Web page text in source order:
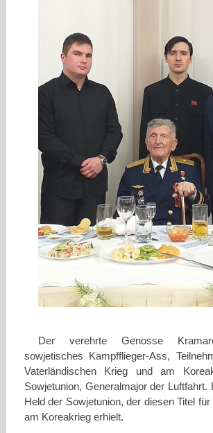
Der verehrte Genosse
sowjetisches Kampfflieger-Ass,
Vaterländischen Krieg und am
Sowjetunion, Generalmajor der Luftfahrt.
Held der Sowjetunion, der diesen Titel
am Koreakrieg erhielt.